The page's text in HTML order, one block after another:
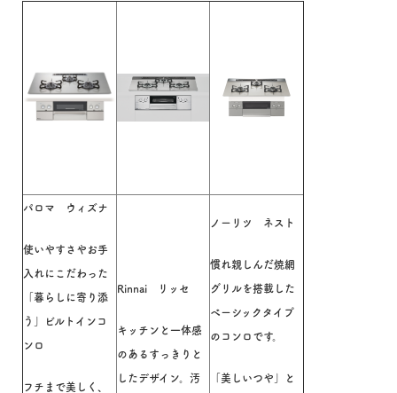
パロマ ウィズナ
使いやすさやお手
入れにこだわった
「暮らしに寄り添
う」ビルトインコ
ンロ
フチまで美しく、
Rinnai リッセ
キッチンと一体感
のあるすっきりと
したデザイン。汚
ノーリツ ネスト
慣れ親しんだ焼網
グリルを搭載した
ベーシックタイプ
のコンロです。
「美しいつや」と